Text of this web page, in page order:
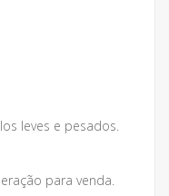
leves e pesados.
para venda.